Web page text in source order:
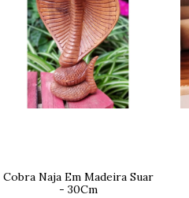
Cobra Naja Em Madeira Suar
- 30Cm